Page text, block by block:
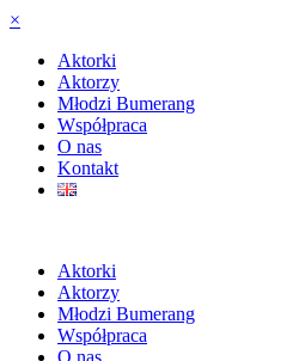
×
Aktorki
Aktorzy
Młodzi Bumerang
Współpraca
O nas
Kontakt
Aktorki
Aktorzy
Młodzi Bumerang
Współpraca
O nas